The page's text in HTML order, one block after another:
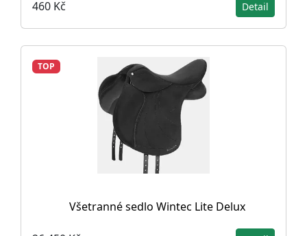
460 Kč Detail
TOP
Všetranné sedlo Wintec Lite Delux